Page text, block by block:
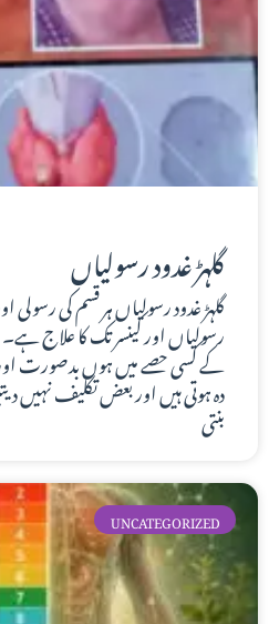
گلہڑ غدود رسولیاں
گلہڑ غدود رسولیاں ہر قسم کی رسولی
رسولیاں اور کینسر تک کا علاج
کے کسی حصے میں ہوں بدصورت
دہ ہوتی ہیں اور بعض تکلیف نہیں
بنتی
UNCATEGORIZED